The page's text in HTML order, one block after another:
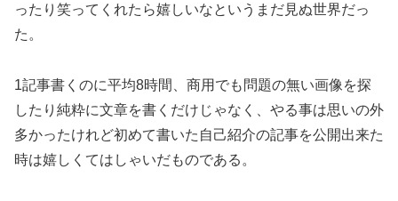
ったり笑ってくれたら嬉しいなというまだ見ぬ世界だっ
た。
1記事書くのに平均8時間、商用でも問題の無い画像を探
したり純粋に文章を書くだけじゃなく、やる事は思いの外
多かったけれど初めて書いた自己紹介の記事を公開出来た
時は嬉しくてはしゃいだものである。